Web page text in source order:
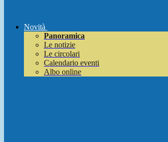
Novità
Panoramica
Le notizie
Le circolari
Calendario eventi
Albo online